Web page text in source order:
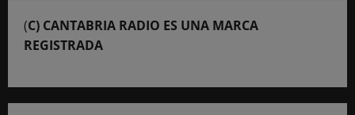
(C) CANTABRIA RADIO ES UNA MARCA
REGISTRADA